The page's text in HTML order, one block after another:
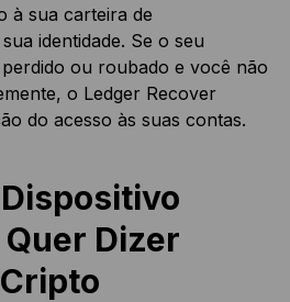
à sua carteira de
identidade. Se o seu
ou roubado e você não
o Ledger Recover
do acesso às suas contas.
Dizer